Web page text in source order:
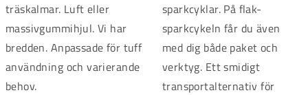
träskalmar. Luft eller
massivgummihjul. Vi har
bredden. Anpassade för tuff
användning och varierande
behov.
sparkcyklar. På flak­
sparkcykeln får du även
med dig både paket och
verktyg. Ett smidigt
transportalternativ för